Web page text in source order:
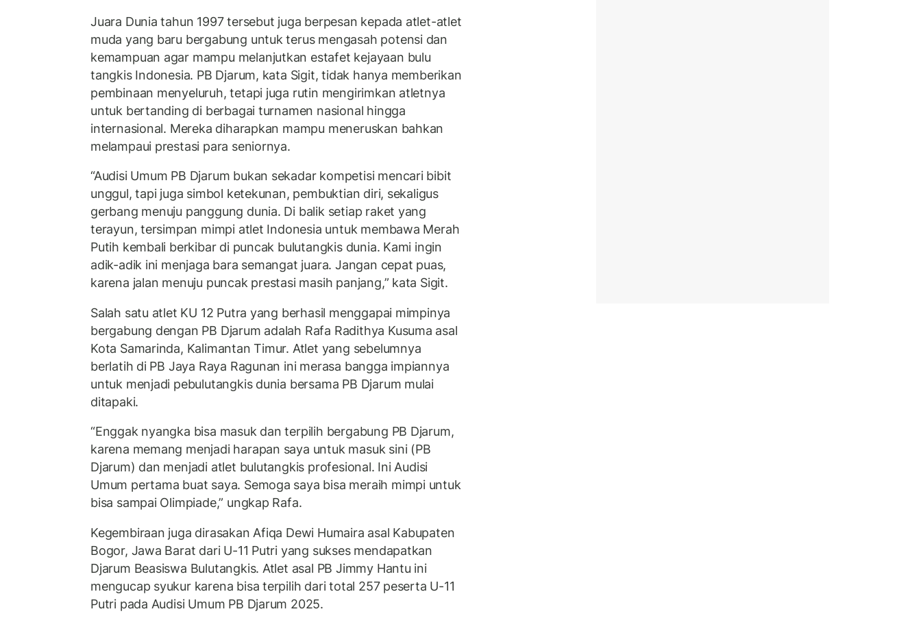
Juara Dunia tahun 1997 tersebut juga berpesan kepada atlet-atlet
muda yang baru bergabung untuk terus mengasah potensi dan
kemampuan agar mampu melanjutkan estafet kejayaan bulu
tangkis Indonesia. PB Djarum, kata Sigit, tidak hanya memberikan
pembinaan menyeluruh, tetapi juga rutin mengirimkan atletnya
untuk bertanding di berbagai turnamen nasional hingga
internasional. Mereka diharapkan mampu meneruskan bahkan
melampaui prestasi para seniornya.
“Audisi Umum PB Djarum bukan sekadar kompetisi mencari bibit
unggul, tapi juga simbol ketekunan, pembuktian diri, sekaligus
gerbang menuju panggung dunia. Di balik setiap raket yang
terayun, tersimpan mimpi atlet Indonesia untuk membawa Merah
Putih kembali berkibar di puncak bulutangkis dunia. Kami ingin
adik-adik ini menjaga bara semangat juara. Jangan cepat puas,
karena jalan menuju puncak prestasi masih panjang,” kata Sigit.
Salah satu atlet KU 12 Putra yang berhasil menggapai mimpinya
bergabung dengan PB Djarum adalah Rafa Radithya Kusuma asal
Kota Samarinda, Kalimantan Timur. Atlet yang sebelumnya
berlatih di PB Jaya Raya Ragunan ini merasa bangga impiannya
untuk menjadi pebulutangkis dunia bersama PB Djarum mulai
ditapaki.
“Enggak nyangka bisa masuk dan terpilih bergabung PB Djarum,
karena memang menjadi harapan saya untuk masuk sini (PB
Djarum) dan menjadi atlet bulutangkis profesional. Ini Audisi
Umum pertama buat saya. Semoga saya bisa meraih mimpi untuk
bisa sampai Olimpiade,” ungkap Rafa.
Kegembiraan juga dirasakan Afiqa Dewi Humaira asal Kabupaten
Bogor, Jawa Barat dari U-11 Putri yang sukses mendapatkan
Djarum Beasiswa Bulutangkis. Atlet asal PB Jimmy Hantu ini
mengucap syukur karena bisa terpilih dari total 257 peserta U-11
Putri pada Audisi Umum PB Djarum 2025.